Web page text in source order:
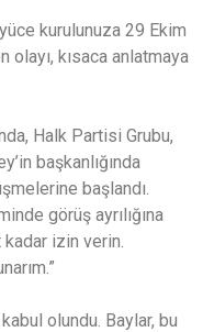
kurulunuza 29 Ekim
olayı, kısaca anlatmaya
Halk Partisi Grubu,
başkanlığında
başlandı.
görüş ayrılığına
kadar izin verin.
olundu. Baylar, bu